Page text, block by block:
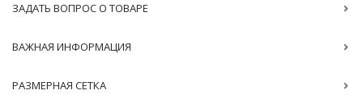
ЗАДАТЬ ВОПРОС О ТОВАРЕ
ВАЖНАЯ ИНФОРМАЦИЯ
РАЗМЕРНАЯ СЕТКА